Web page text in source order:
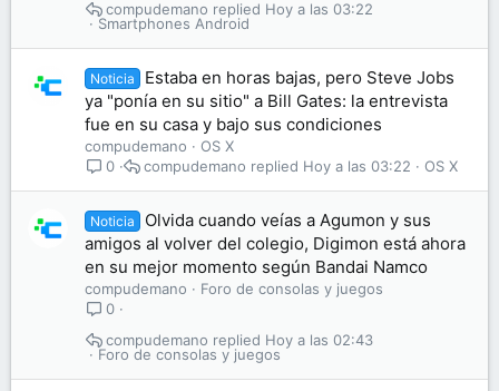
Smartphones Android
Hoy a las 03:22
compudemano
Noticia
Estaba en horas bajas, pero Steve Jobs
ya "ponía en su sitio" a Bill Gates: la entrevista
fue en su casa y bajo sus condiciones
compudemano
OS X
0
OS X
Hoy a las 03:22
compudemano
Noticia
Olvida cuando veías a Agumon y sus
amigos al volver del colegio, Digimon está ahora
en su mejor momento según Bandai Namco
compudemano
Foro de consolas y juegos
0
Foro de consolas y juegos
Hoy a las 02:43
compudemano